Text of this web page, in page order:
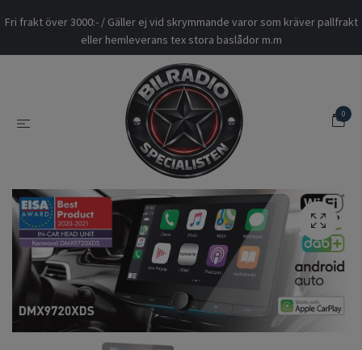
Fri frakt över 3000:- / Gäller ej vid skrymmande varor som kräver pallfrakt
eller hemleverans tex stora baslådor m.m
0